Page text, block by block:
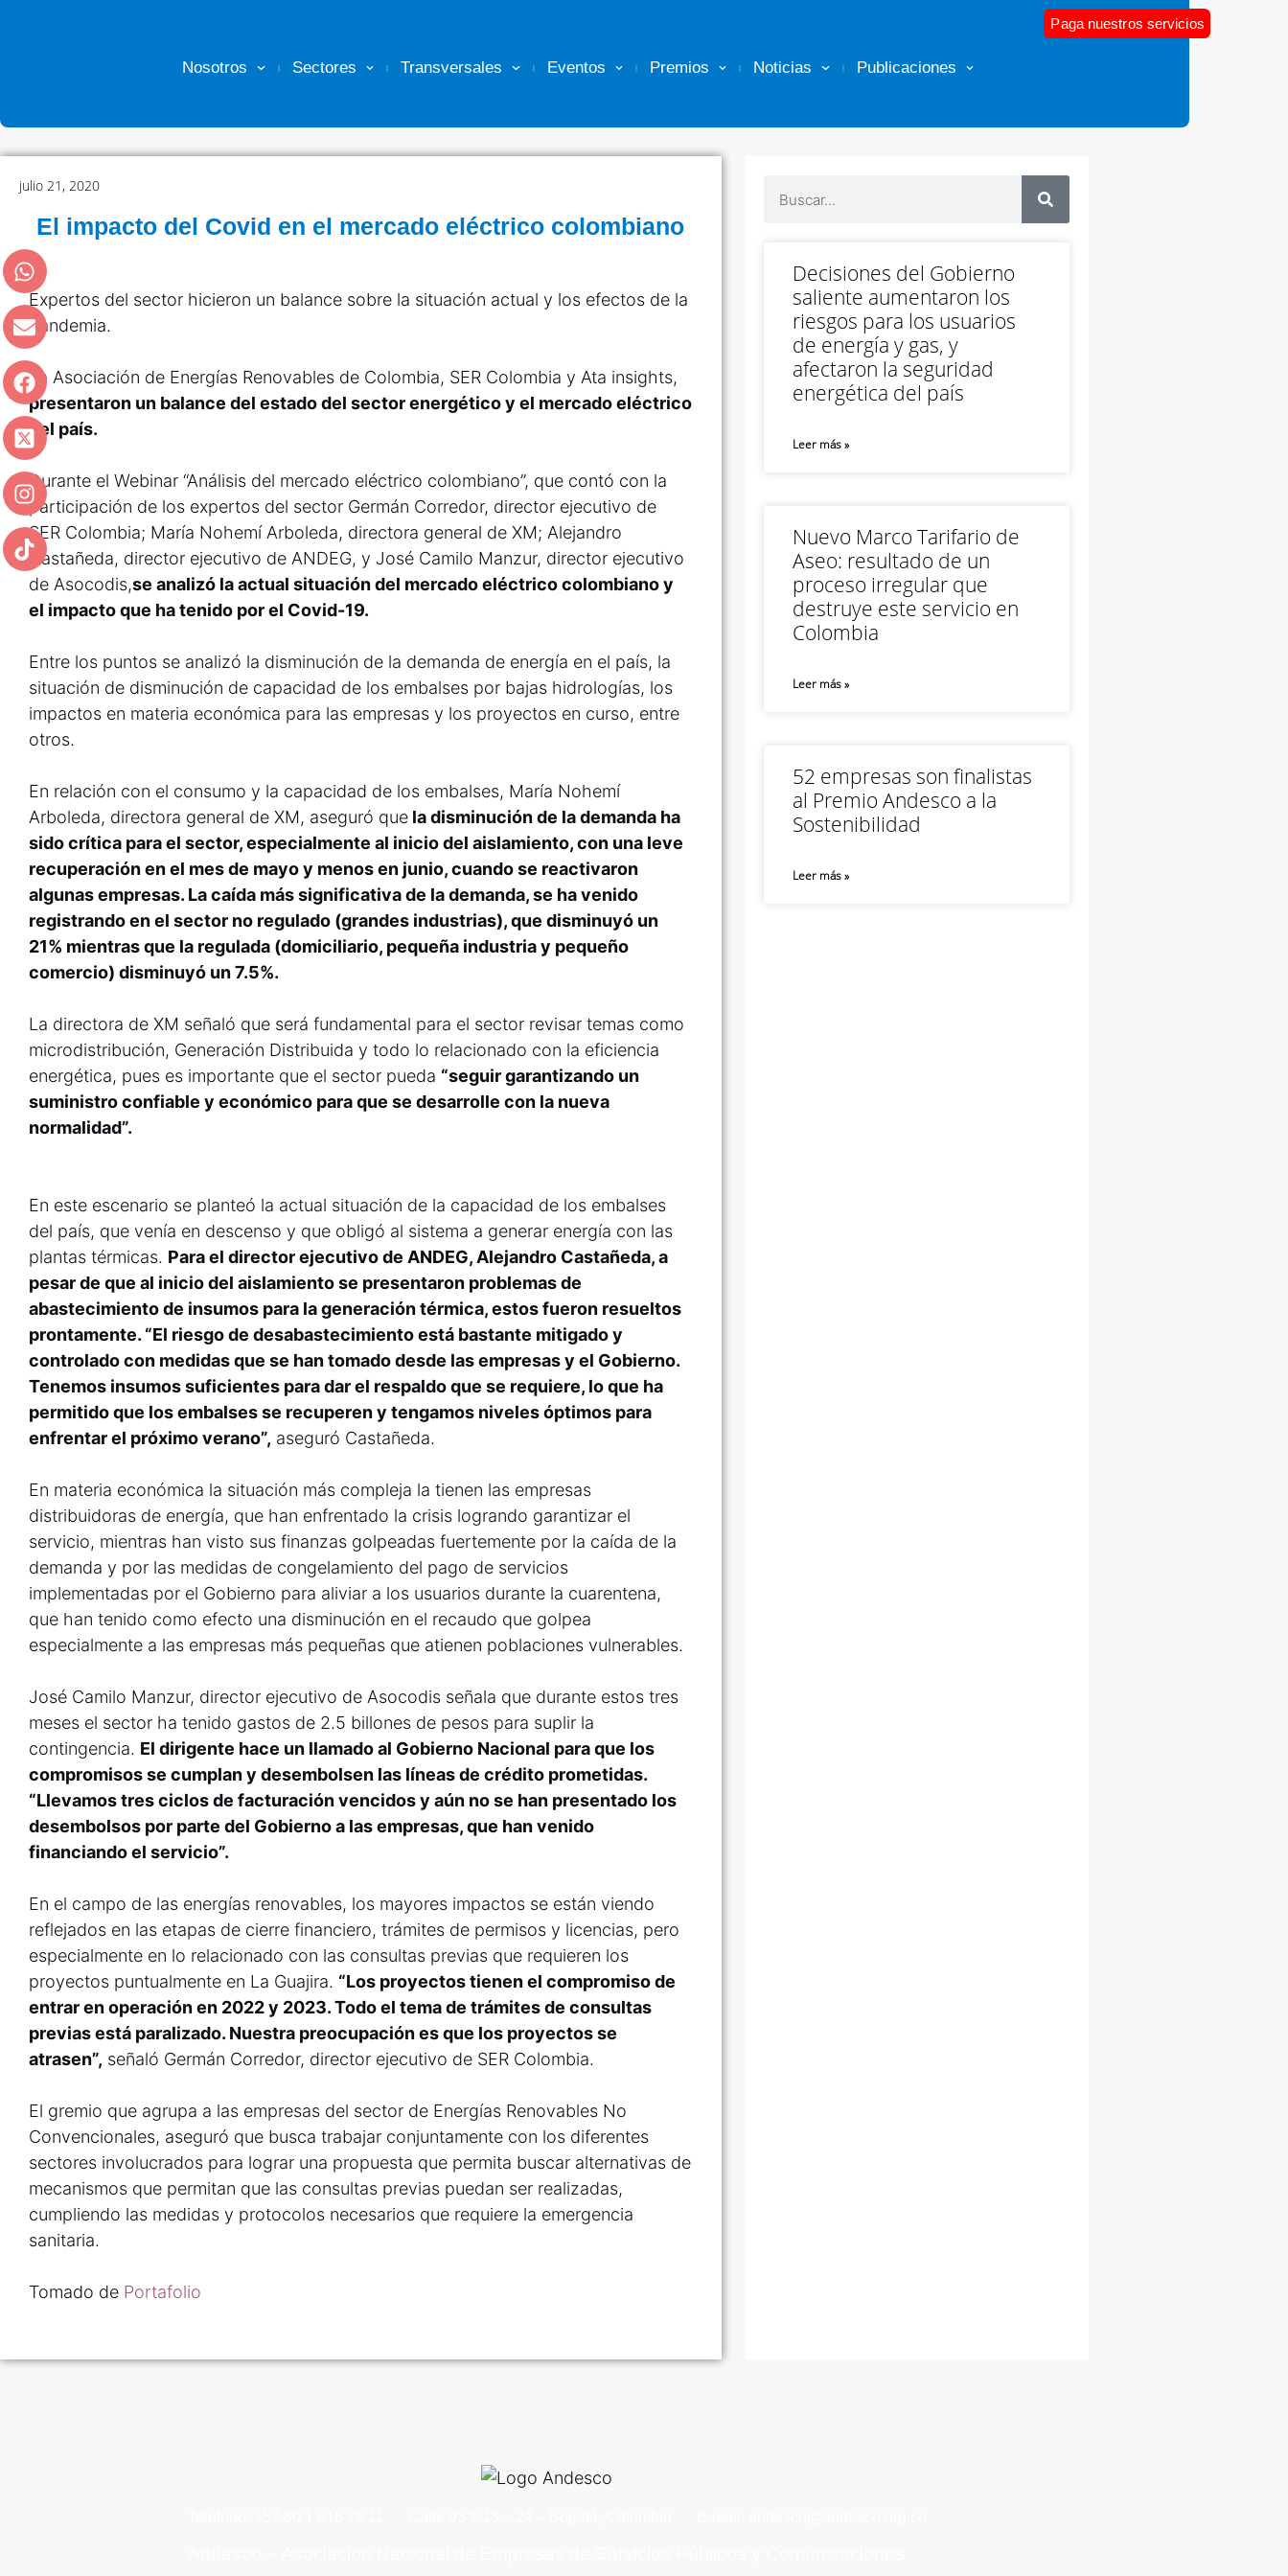
Nosotros Sectores Transversales Eventos Premios Noticias Publicaciones
Paga nuestros servicios
julio 21, 2020
El impacto del Covid en el mercado eléctrico colombiano
Expertos del sector hicieron un balance sobre la situación actual y los efectos de la
pandemia.
La Asociación de Energías Renovables de Colombia, SER Colombia y Ata insights,
presentaron un balance del estado del sector energético y el mercado eléctrico
del país.
Durante el Webinar “Análisis del mercado eléctrico colombiano”, que contó con la
participación de los expertos del sector Germán Corredor, director ejecutivo de
SER Colombia; María Nohemí Arboleda, directora general de XM; Alejandro
Castañeda, director ejecutivo de ANDEG, y José Camilo Manzur, director ejecutivo
de Asocodis,se analizó la actual situación del mercado eléctrico colombiano y
el impacto que ha tenido por el Covid-19.
Entre los puntos se analizó la disminución de la demanda de energía en el país, la
situación de disminución de capacidad de los embalses por bajas hidrologías, los
impactos en materia económica para las empresas y los proyectos en curso, entre
otros.
En relación con el consumo y la capacidad de los embalses, María Nohemí
Arboleda, directora general de XM, aseguró que la disminución de la demanda ha
sido crítica para el sector, especialmente al inicio del aislamiento, con una leve
recuperación en el mes de mayo y menos en junio, cuando se reactivaron
algunas empresas. La caída más significativa de la demanda, se ha venido
registrando en el sector no regulado (grandes industrias), que disminuyó un
21% mientras que la regulada (domiciliario, pequeña industria y pequeño
comercio) disminuyó un 7.5%.
La directora de XM señaló que será fundamental para el sector revisar temas como
microdistribución, Generación Distribuida y todo lo relacionado con la eficiencia
energética, pues es importante que el sector pueda “seguir garantizando un
suministro confiable y económico para que se desarrolle con la nueva
normalidad”.
En este escenario se planteó la actual situación de la capacidad de los embalses
del país, que venía en descenso y que obligó al sistema a generar energía con las
plantas térmicas. Para el director ejecutivo de ANDEG, Alejandro Castañeda, a
pesar de que al inicio del aislamiento se presentaron problemas de
abastecimiento de insumos para la generación térmica, estos fueron resueltos
prontamente. “El riesgo de desabastecimiento está bastante mitigado y
controlado con medidas que se han tomado desde las empresas y el Gobierno.
Tenemos insumos suficientes para dar el respaldo que se requiere, lo que ha
permitido que los embalses se recuperen y tengamos niveles óptimos para
enfrentar el próximo verano”, aseguró Castañeda.
En materia económica la situación más compleja la tienen las empresas
distribuidoras de energía, que han enfrentado la crisis logrando garantizar el
servicio, mientras han visto sus finanzas golpeadas fuertemente por la caída de la
demanda y por las medidas de congelamiento del pago de servicios
implementadas por el Gobierno para aliviar a los usuarios durante la cuarentena,
que han tenido como efecto una disminución en el recaudo que golpea
especialmente a las empresas más pequeñas que atienen poblaciones vulnerables.
José Camilo Manzur, director ejecutivo de Asocodis señala que durante estos tres
meses el sector ha tenido gastos de 2.5 billones de pesos para suplir la
contingencia. El dirigente hace un llamado al Gobierno Nacional para que los
compromisos se cumplan y desembolsen las líneas de crédito prometidas.
“Llevamos tres ciclos de facturación vencidos y aún no se han presentado los
desembolsos por parte del Gobierno a las empresas, que han venido
financiando el servicio”.
En el campo de las energías renovables, los mayores impactos se están viendo
reflejados en las etapas de cierre financiero, trámites de permisos y licencias, pero
especialmente en lo relacionado con las consultas previas que requieren los
proyectos puntualmente en La Guajira. “Los proyectos tienen el compromiso de
entrar en operación en 2022 y 2023. Todo el tema de trámites de consultas
previas está paralizado. Nuestra preocupación es que los proyectos se
atrasen”, señaló Germán Corredor, director ejecutivo de SER Colombia.
El gremio que agrupa a las empresas del sector de Energías Renovables No
Convencionales, aseguró que busca trabajar conjuntamente con los diferentes
sectores involucrados para lograr una propuesta que permita buscar alternativas de
mecanismos que permitan que las consultas previas puedan ser realizadas,
cumpliendo las medidas y protocolos necesarios que requiere la emergencia
sanitaria.
Tomado de Portafolio
Decisiones del Gobierno
saliente aumentaron los
riesgos para los usuarios
de energía y gas, y
afectaron la seguridad
energética del país
Leer más »
Nuevo Marco Tarifario de
Aseo: resultado de un
proceso irregular que
destruye este servicio en
Colombia
Leer más »
52 empresas son finalistas
al Premio Andesco a la
Sostenibilidad
Leer más »